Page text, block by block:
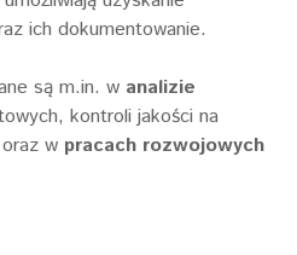
ich dokumentowanie.
są m.in. w analizie
kontroli jakości na
w pracach rozwojowych